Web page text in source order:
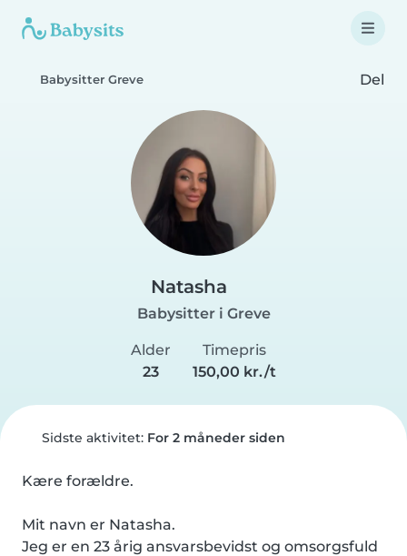
Babysitter Greve Del
Natasha
Babysitter i Greve
Alder
23
Timepris
150,00 kr./t
Sidste aktivitet: For 2 måneder siden
Kære forældre.
Mit navn er Natasha.
Jeg er en 23 årig ansvarsbevidst og omsorgsfuld